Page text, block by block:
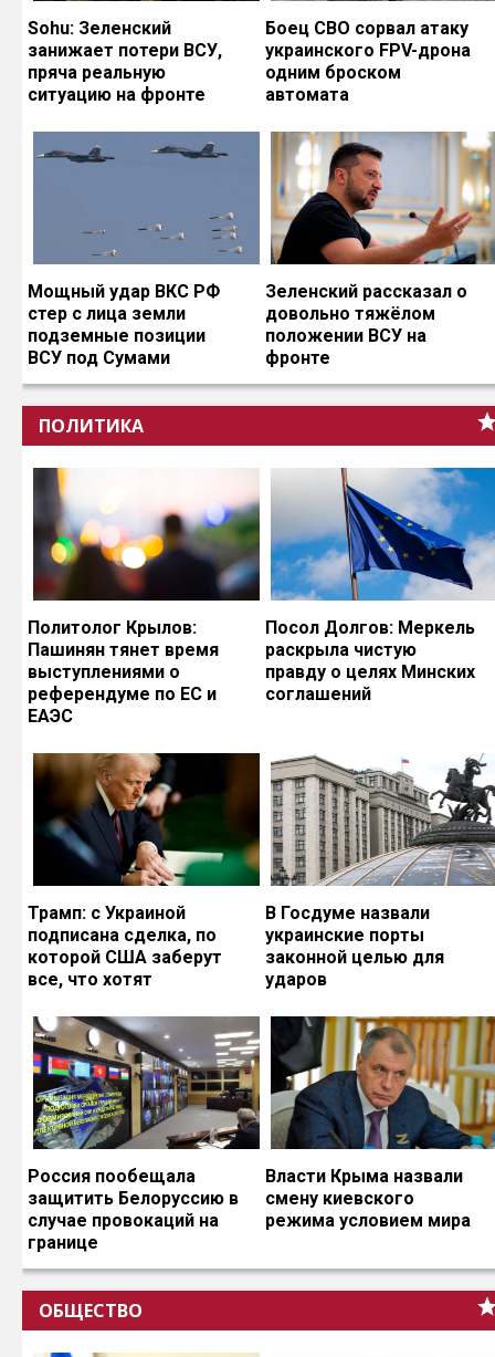
Sohu: Зеленский
занижает потери ВСУ,
пряча реальную
ситуацию на фронте
Боец СВО сорвал атаку
украинского FPV-дрона
одним броском
автомата
Мощный удар ВКС РФ
стер с лица земли
подземные позиции
ВСУ под Сумами
Зеленский рассказал о
довольно тяжёлом
положении ВСУ на
фронте
ПОЛИТИКА
Политолог Крылов:
Пашинян тянет время
выступлениями о
референдуме по ЕС и
ЕАЭС
Посол Долгов: Меркель
раскрыла чистую
правду о целях Минских
соглашений
Трамп: с Украиной
подписана сделка, по
которой США заберут
все, что хотят
В Госдуме назвали
украинские порты
законной целью для
ударов
Россия пообещала
защитить Белоруссию в
случае провокаций на
границе
Власти Крыма назвали
смену киевского
режима условием мира
ОБЩЕСТВО